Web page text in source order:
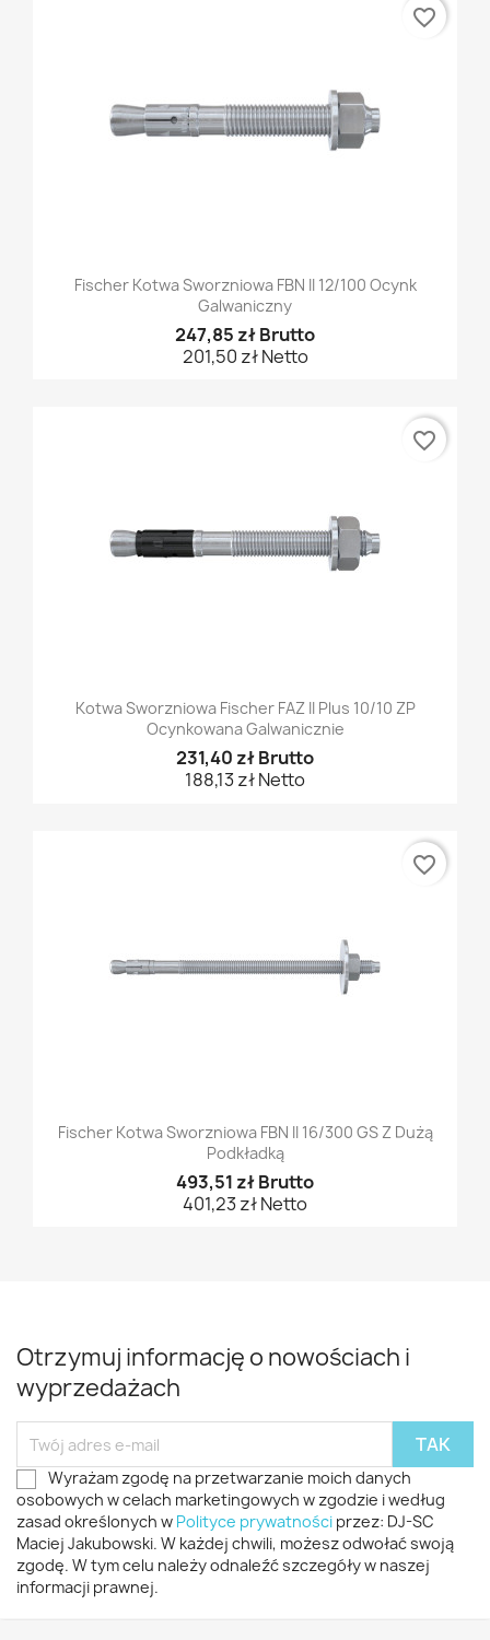
Fischer Kotwa Sworzniowa FBN II 12/100 Ocynk
Galwaniczny
247,85 zł Brutto
201,50 zł Netto
favorite_border
Kotwa Sworzniowa Fischer FAZ II Plus 10/10 ZP
Ocynkowana Galwanicznie
231,40 zł Brutto
188,13 zł Netto
favorite_border
Fischer Kotwa Sworzniowa FBN II 16/300 GS Z Dużą
Podkładką
493,51 zł Brutto
401,23 zł Netto
favorite_border
Otrzymuj informację o nowościach i
wyprzedażach
Wyrażam zgodę na przetwarzanie moich danych
osobowych w celach marketingowych w zgodzie i według
zasad określonych w Polityce prywatności przez: DJ-SC
Maciej Jakubowski. W każdej chwili, możesz odwołać swoją
zgodę. W tym celu należy odnaleźć szczegóły w naszej
informacji prawnej.